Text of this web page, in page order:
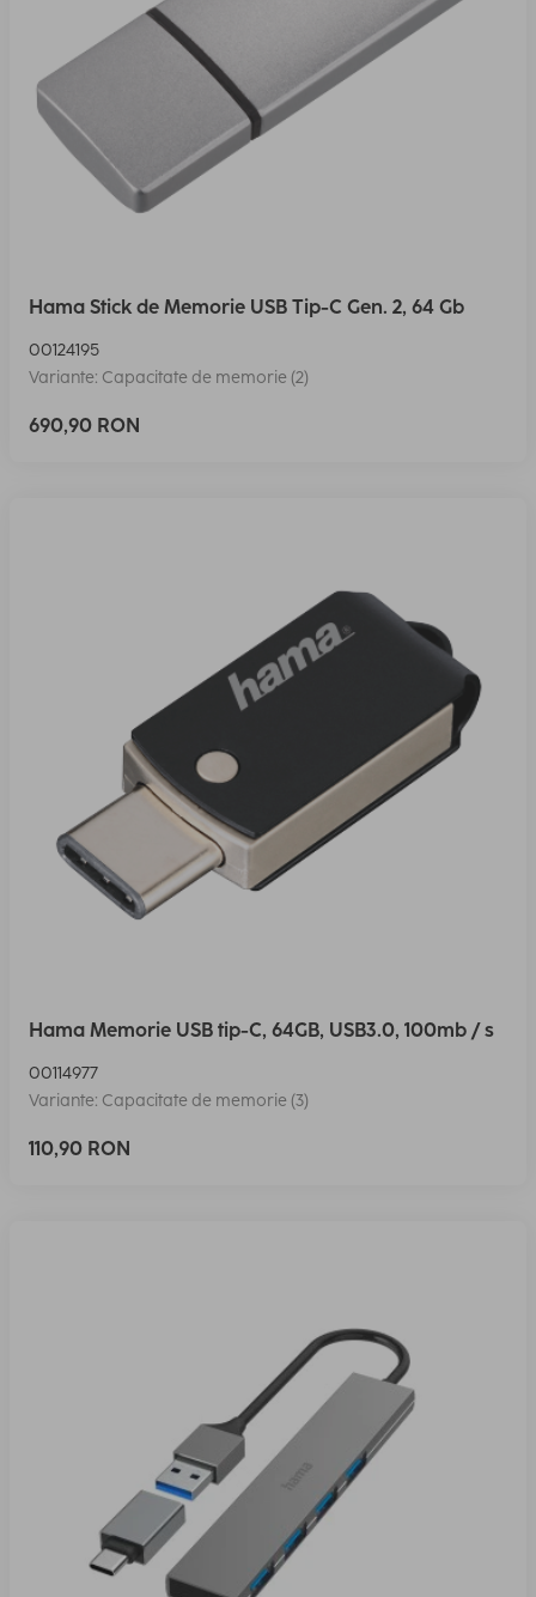
Hama Stick de Memorie USB Tip-C Gen. 2, 64 Gb
00124195
Variante: Capacitate de memorie (2)
690,90 RON
Hama Memorie USB tip-C, 64GB, USB3.0, 100mb / s
00114977
Variante: Capacitate de memorie (3)
110,90 RON